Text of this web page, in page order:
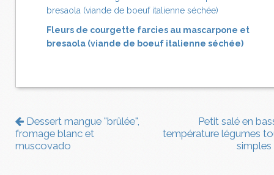
Fleurs de courgette farcies au mascarpone et
bresaola (viande de boeuf italienne séchée)
Dessert mangue "brûlée",
fromage blanc et
muscovado
Petit salé en
température légumes
simples